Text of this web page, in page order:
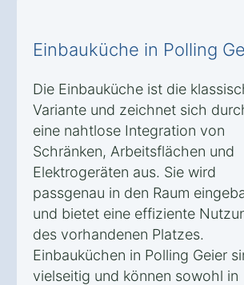
Einbauküche in Polling
Die Einbauküche ist die
Variante und zeichnet sich
eine nahtlose Integration von
Schränken, Arbeitsflächen und
Elektrogeräten aus. Sie wird
passgenau in den Raum
und bietet eine effiziente
des vorhandenen Platzes.
Einbauküchen in Polling Geier
vielseitig und können sowohl in